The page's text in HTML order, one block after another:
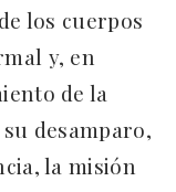
los cuerpos
y, en
de la
desamparo,
la misión